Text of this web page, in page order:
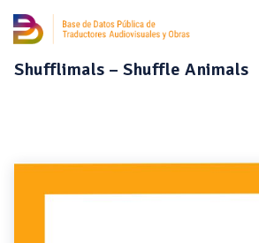
Shufflimals – Shuffle Animals